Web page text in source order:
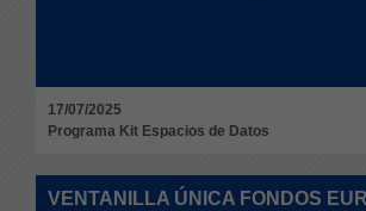
17/07/2025
Programa Kit Espacios de Datos
VENTANILLA ÚNICA FONDOS